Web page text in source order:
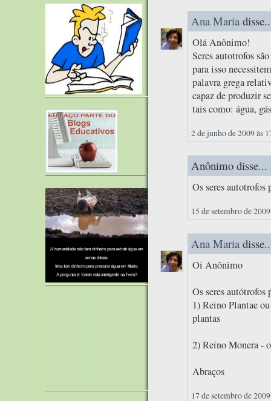
Ana Maria
Olá Anônimo!
Seres autotrofos
para isso
palavra grega
capaz de produzir
tais como: água,
2 de junho de 2009 às
Anônimo disse...
Os seres autotrofos
15 de setembro de
Ana Maria
Oi Anônimo
Os seres autótrofos
1) Reino Plantae
plantas
2) Reino Monera -
Abraços
17 de setembro de